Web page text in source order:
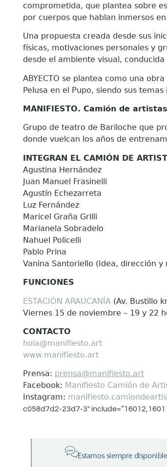
comprometida, que plantea sobre
por cuerpos que hablan inmersos
Una propuesta creada desde sus
físicas, motivaciones personales y
desde el ambiente visual,
ABYECTO se plantea como una
Pelusa en el Pupo, siendo sus
MANIFIESTO. Camión de artistas
Grupo de teatro de Bariloche que
donde vuelcan los años de
INTEGRAN EL CAMIÓN DE
Agustina Hernández
Juan Manuel Frasinelli
Agustín Echezarreta
Luz Fernández
Maricel Graña Grilli
Marianela Sobradelo
Nahuel Policelli
Pablo Prina
Vanina Santoriello (Idea, dirección y
FUNCIONES
ESTACIÓN ARAUCANÍA (Av. Bustillo
Viernes 15 de noviembre – 19 y 22
CONTACTO
hola@manifiesto.art
www.manifiesto.art
Prensa: prensa@manifiesto.art
Facebook: Manifiesto Camión de
Instagram:
c058d7d2-23d7-3″
Estamos siempre